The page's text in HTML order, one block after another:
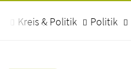
Kreis & Politik Politik